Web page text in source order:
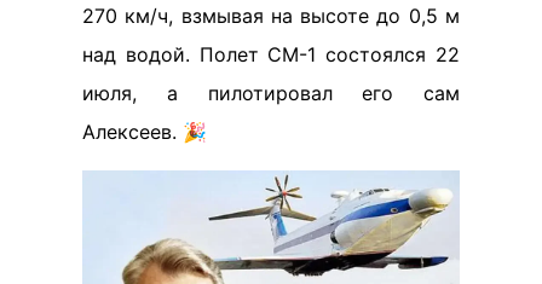
270 км/ч, взмывая на высоте до 0,5 м
над водой. Полет СМ-1 состоялся 22
июля, а пилотировал его сам
Алексеев. 🎉